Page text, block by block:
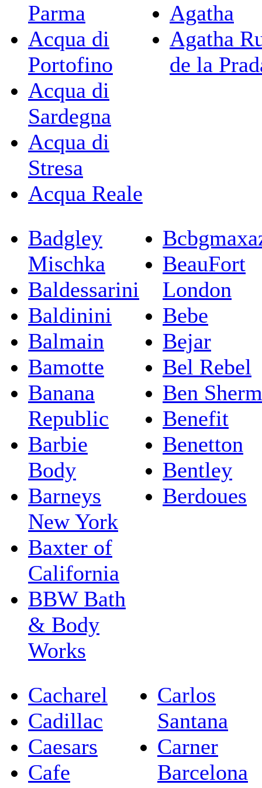
Parma
Acqua di
Portofino
Acqua di
Sardegna
Acqua di
Stresa
Acqua Reale
Agatha
Agatha
de la
Badgley
Mischka
Baldessarini
Baldinini
Balmain
Bamotte
Banana
Republic
Barbie
Body
Barneys
New York
Baxter of
California
BBW Bath
& Body
Works
BeauFort
London
Bebe
Bejar
Bel Rebel
Ben
Benefit
Benetton
Bentley
Berdoues
Cacharel
Cadillac
Caesars
Cafe
Carlos
Santana
Carner
Barcelona